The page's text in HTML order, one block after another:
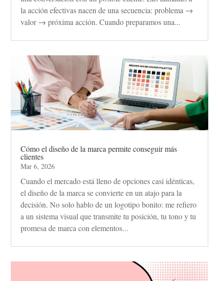
la acción efectivas nacen de una secuencia: problema →
valor → próxima acción. Cuando preparamos una...
Cómo el diseño de la marca permite conseguir más
clientes
Mar 6, 2026
Cuando el mercado está lleno de opciones casi idénticas,
el diseño de la marca se convierte en un atajo para la
decisión. No solo hablo de un logotipo bonito: me refiero
a un sistema visual que transmite tu posición, tu tono y tu
promesa de marca con elementos...